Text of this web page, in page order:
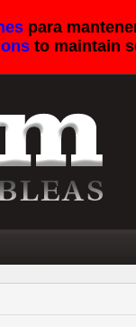
para
to maintain